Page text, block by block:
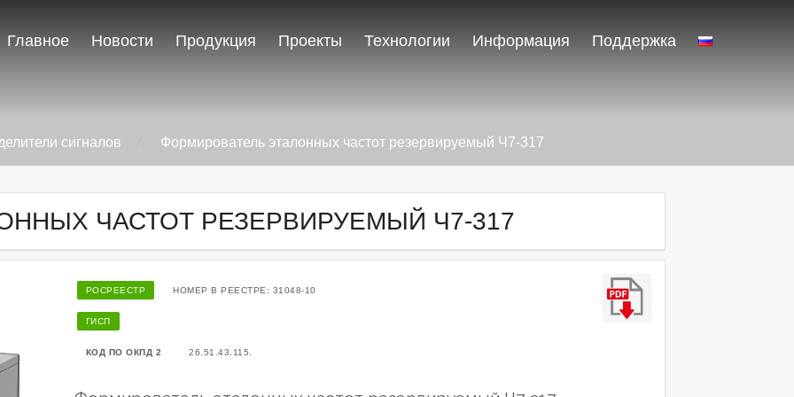
Главное Новости Продукция Проекты Технологии Информация Поддержка
сигналов Формирователь эталонных частот резервируемый Ч7-317
ЧАСТОТ РЕЗЕРВИРУЕМЫЙ Ч7-317
РОСРЕЕСТР НОМЕР В РЕЕСТРЕ: 31048-10
ГИСП
КОД ПО ОКПД 2 26.51.43.115.